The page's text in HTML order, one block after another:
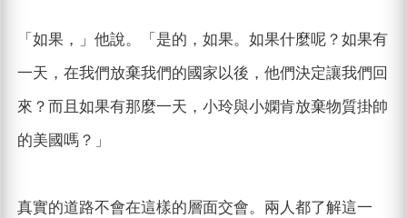
「如果，」他說。「是的，如果。如果什麼呢？如果有
一天，在我們放棄我們的國家以後，他們決定讓我們回
來？而且如果有那麼一天，小玲與小嫻肯放棄物質掛帥
的美國嗎？」
真實的道路不會在這樣的層面交會。兩人都了解這一